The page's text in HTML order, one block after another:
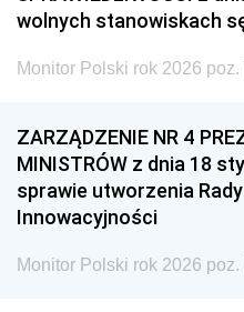
wolnych stanowiskach
Monitor Polski rok 2026 poz.
ZARZĄDZENIE NR 4
MINISTRÓW z dnia 18
sprawie utworzenia
Innowacyjności
Monitor Polski rok 2026 poz.